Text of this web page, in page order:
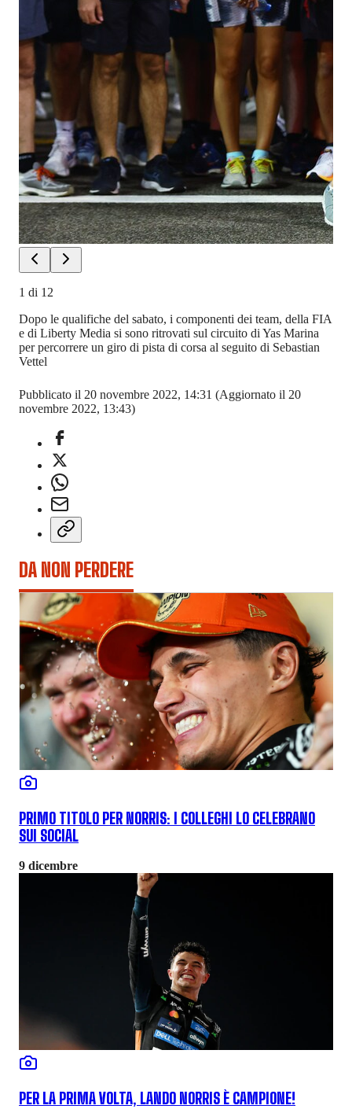
1 di 12
Dopo le qualifiche del sabato, i componenti dei team, della FIA
e di Liberty Media si sono ritrovati sul circuito di Yas Marina
per percorrere un giro di pista di corsa al seguito di Sebastian
Vettel
Pubblicato il 20 novembre 2022, 14:31 (Aggiornato il 20
novembre 2022, 13:43)
DA NON PERDERE
PRIMO TITOLO PER NORRIS: I COLLEGHI LO CELEBRANO
SUI SOCIAL
9 dicembre
PER LA PRIMA VOLTA, LANDO NORRIS È CAMPIONE!